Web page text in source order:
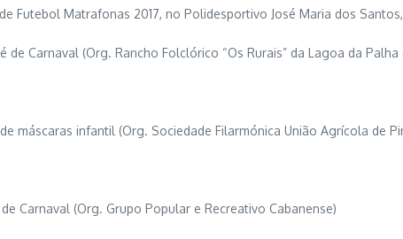
Futebol Matrafonas 2017, no Polidesportivo José Maria dos
de Carnaval (Org. Rancho Folclórico “Os Rurais” da Lagoa da Palha
máscaras infantil (Org. Sociedade Filarmónica União Agrícola de
Carnaval (Org. Grupo Popular e Recreativo Cabanense)